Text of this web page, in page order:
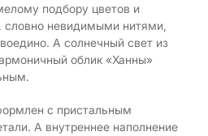
подбору цветов и
словно невидимыми нитями,
А солнечный свет из
облик «Ханны»
с пристальным
А внутреннее наполнение